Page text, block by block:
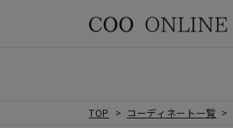
TOP コーディネート一覧